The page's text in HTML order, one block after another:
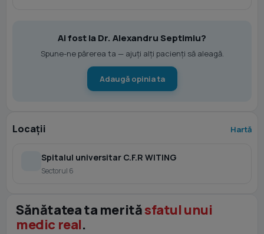
Ai fost la Dr. Alexandru Septimiu?
Spune-ne părerea ta — ajuți alți pacienți să aleagă.
Adaugă opinia ta
Locații Hartă
Spitalul universitar C.F.R WITING
Sectorul 6
Sănătatea ta merităsfatul unui
medic real.